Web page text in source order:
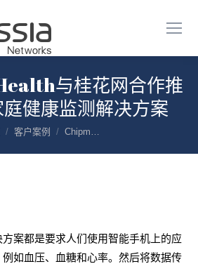
与桂花网合作推
健康监测解决方案
这里：
客户案例 Chipm…
案都是要求人们使用智能手机上的应
如血压、血糖和心率。然后将数据传